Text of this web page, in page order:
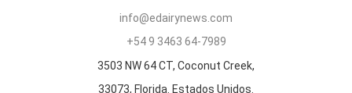
info@edairynews.com
+54 9 3463 64-7989
3503 NW 64 CT, Coconut Creek,
33073, Florida. Estados Unidos.